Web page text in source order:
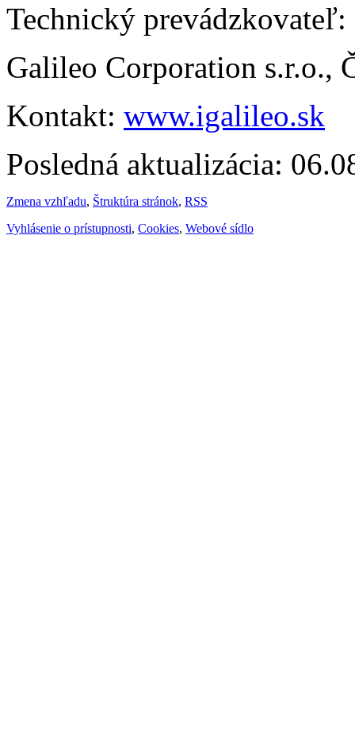
Technický prevádzkovateľ:
Galileo Corporation s.r.o.,
Kontakt: www.igalileo.sk
Posledná aktualizácia:
Zmena vzhľadu, Štruktúra stránok, RSS
Vyhlásenie o prístupnosti, Cookies, Webové sídlo